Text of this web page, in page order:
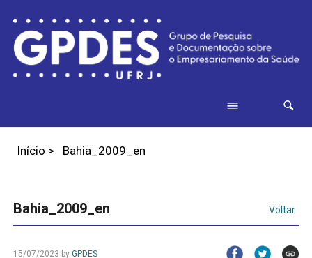
Início > Bahia_2009_en
Bahia_2009_en Voltar
15/07/2023 by GPDES